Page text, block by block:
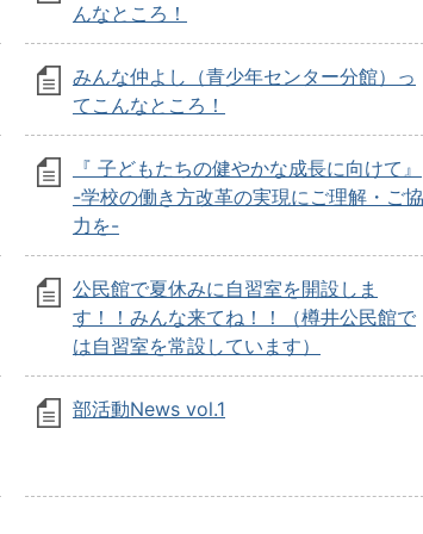
んなところ！
みんな仲よし（青少年センター分館）っ
てこんなところ！
『 子どもたちの健やかな成長に向けて』
-学校の働き方改革の実現にご理解・ご協
力を-
公民館で夏休みに自習室を開設しま
す！！みんな来てね！！（樽井公民館で
は自習室を常設しています）
部活動News vol.1